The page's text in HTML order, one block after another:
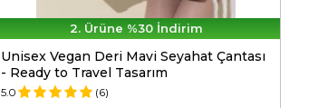
2. Ürüne %30 İndirim
Unisex Vegan Deri Mavi Seyahat Çantası
- Ready to Travel Tasarım
5.0 (6)